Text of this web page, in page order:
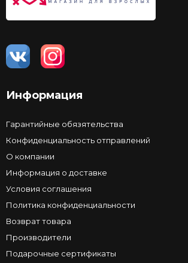
Информация
Гарантийные обязятельства
Конфиденциальность отправлений
О компании
Информация о доставке
Условия соглашения
Политика конфиденциальности
Возврат товара
Производители
Подарочные сертификаты